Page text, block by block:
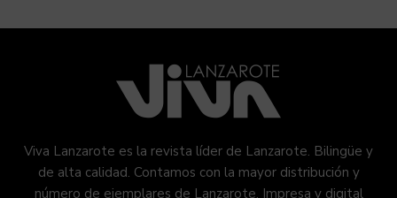
Viva Lanzarote es la revista líder de Lanzarote. Bilingüe y
de alta calidad. Contamos con la mayor distribución y
número de ejemplares de Lanzarote. Impresa y digital